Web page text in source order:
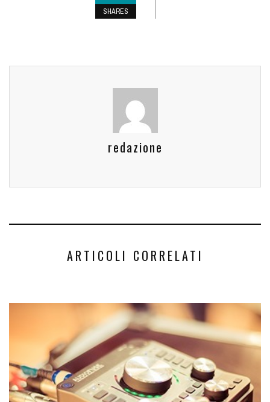
SHARES
redazione
ARTICOLI CORRELATI